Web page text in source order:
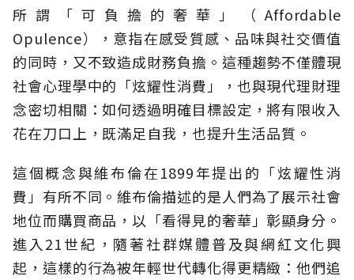
所謂「可負擔的奢華」（Affordable
Opulence），意指在感受質感、品味與社交價值
的同時，又不致造成財務負擔。這種趨勢不僅體現
社會心理學中的「炫耀性消費」，也與現代理財理
念密切相關：如何透過明確目標設定，將有限收入
花在刀口上，既滿足自我，也提升生活品質。
這個概念與維布倫在1899年提出的「炫耀性消
費」有所不同。維布倫描述的是人們為了展示社會
地位而購買商品，以「看得見的奢華」彰顯身分。
進入21世紀，隨著社群媒體普及與網紅文化興
起，這樣的行為被年輕世代轉化得更精緻：他們追